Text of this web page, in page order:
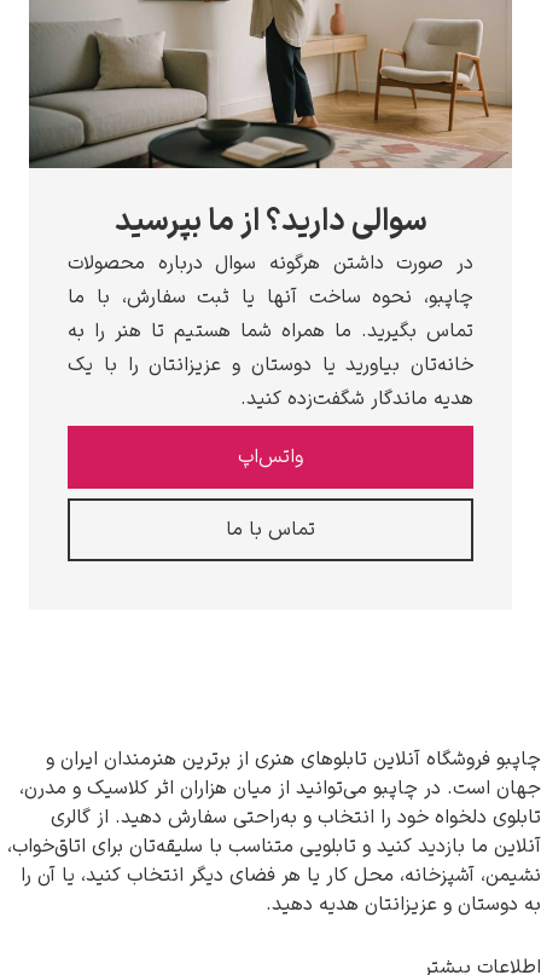
دارید؟ از ما بپرسید
هرگونه سوال درباره محصولات
ساخت آنها یا ثبت سفارش، با ما
ما همراه شما هستیم تا هنر را به
یا دوستان و عزیزانتان را با یک
شگفت‌زده کنید.
تابلوهای هنری از برترین هنرمندان ایران و
می‌توانید از میان هزاران اثر کلاسیک و مدرن،
را انتخاب و به‌راحتی سفارش دهید. از گالری
و تابلویی متناسب با سلیقه‌تان برای اتاق‌خواب،
محل کار یا هر فضای دیگر انتخاب کنید، یا آن را
هدیه دهید.